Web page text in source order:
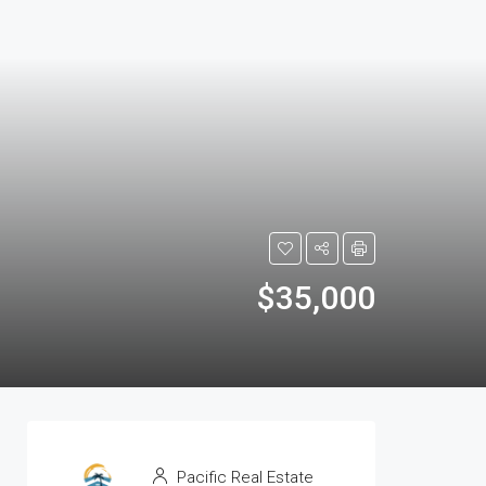
$35,000
Pacific Real Estate